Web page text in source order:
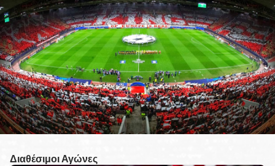
Διαθέσιμοι Αγώνες